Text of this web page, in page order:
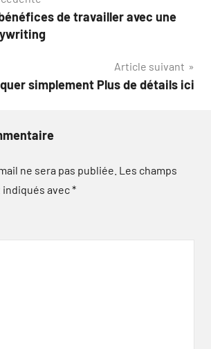
de travailler avec une
Article suivant
simplement Plus de détails ici
ne sera pas publiée. Les champs
avec*